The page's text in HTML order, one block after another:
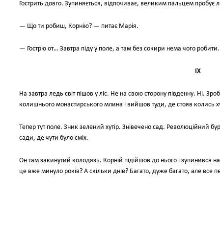
Гострить довго. Зупиняється, відпочиває, великим пальцем пробує
— Що ти робиш, Корнію? — питає Марія.
— Гострю от… Завтра піду у поле, а там без сокири нема чого робити.
ІХ
На завтра ледь світ пішов у ліс. Не на свою сторону південну. Ні.
колишнього монастирського млина і вийшов туди, де стояв колись
Тепер тут поле. Зник зелений хутір. Знівечено сад. Революційний
сади, де чути було сміх.
Он там закинутий колодязь. Корній підійшов до нього і зупинився
це вже минуло років? А скільки днів? Багато, дуже багато, але все